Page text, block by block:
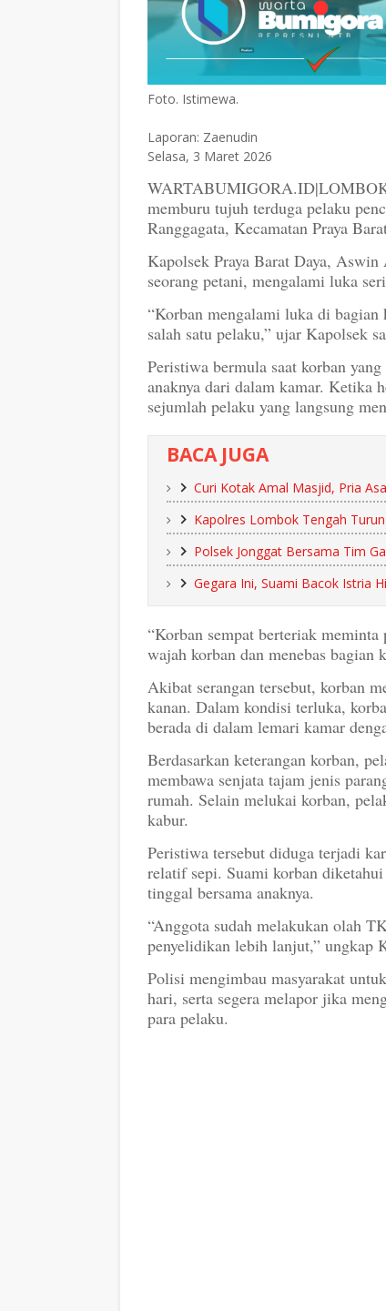
Foto. Istimewa.
Laporan: Zaenudin
Selasa, 3 Maret 2026
memburu tujuh terduga pelaku
Ranggagata, Kecamatan Praya
Kapolsek Praya Barat Daya,
seorang petani, mengalami luka
“Korban mengalami luka di bagian
salah satu pelaku,” ujar Kapolsek
Peristiwa bermula saat korban
anaknya dari dalam kamar. Ketika
sejumlah pelaku yang langsung
BACA JUGA
Curi Kotak Amal Masjid, Pria
Kapolres Lombok Tengah
Polsek Jonggat Bersama Tim
Gegara Ini, Suami Bacok Istria
“Korban sempat berteriak
wajah korban dan menebas bagian
Akibat serangan tersebut, korban
kanan. Dalam kondisi terluka,
berada di dalam lemari kamar
Berdasarkan keterangan korban,
membawa senjata tajam jenis
rumah. Selain melukai korban,
kabur.
Peristiwa tersebut diduga terjadi
relatif sepi. Suami korban
tinggal bersama anaknya.
“Anggota sudah melakukan olah
penyelidikan lebih lanjut,” ungkap
Polisi mengimbau masyarakat
hari, serta segera melapor jika
para pelaku.